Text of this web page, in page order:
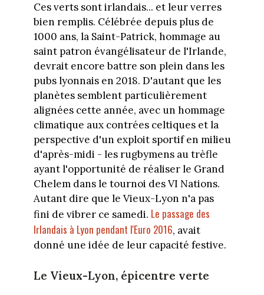
Ces verts sont irlandais... et leur verres
bien remplis. Célébrée depuis plus de
1000 ans, la Saint-Patrick, hommage au
saint patron évangélisateur de l'Irlande,
devrait encore battre son plein dans les
pubs lyonnais en 2018. D'autant que les
planètes semblent particulièrement
alignées cette année, avec un hommage
climatique aux contrées celtiques et la
perspective d'un exploit sportif en milieu
d'après-midi - les rugbymens au trèfle
ayant l'opportunité de réaliser le Grand
Chelem dans le tournoi des VI Nations.
Autant dire que le Vieux-Lyon n'a pas
fini de vibrer ce samedi. Le passage des
Irlandais à Lyon pendant l'Euro 2016, avait
donné une idée de leur capacité festive.
Le Vieux-Lyon, épicentre verte